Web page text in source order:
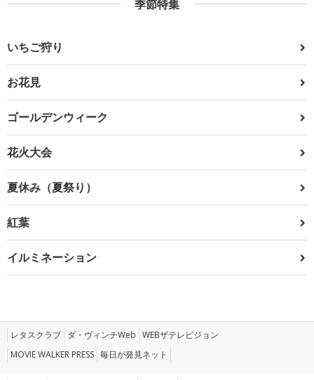
季節特集
いちご狩り
お花見
ゴールデンウィーク
花火大会
夏休み（夏祭り）
紅葉
イルミネーション
レタスクラブ ダ・ヴィンチWeb WEBザテレビジョン
MOVIE WALKER PRESS 毎日が発見ネット